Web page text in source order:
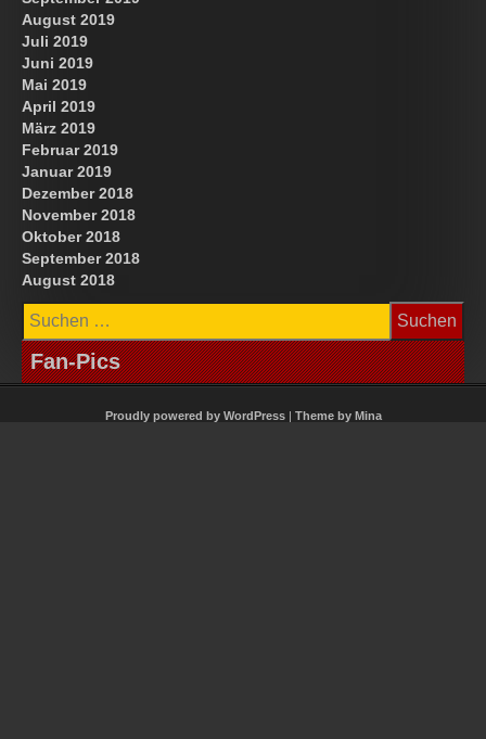
August 2019
Juli 2019
Juni 2019
Mai 2019
April 2019
März 2019
Februar 2019
Januar 2019
Dezember 2018
November 2018
Oktober 2018
September 2018
August 2018
Suchen
nach:
Fan-Pics
Proudly powered by WordPress Theme by Mina